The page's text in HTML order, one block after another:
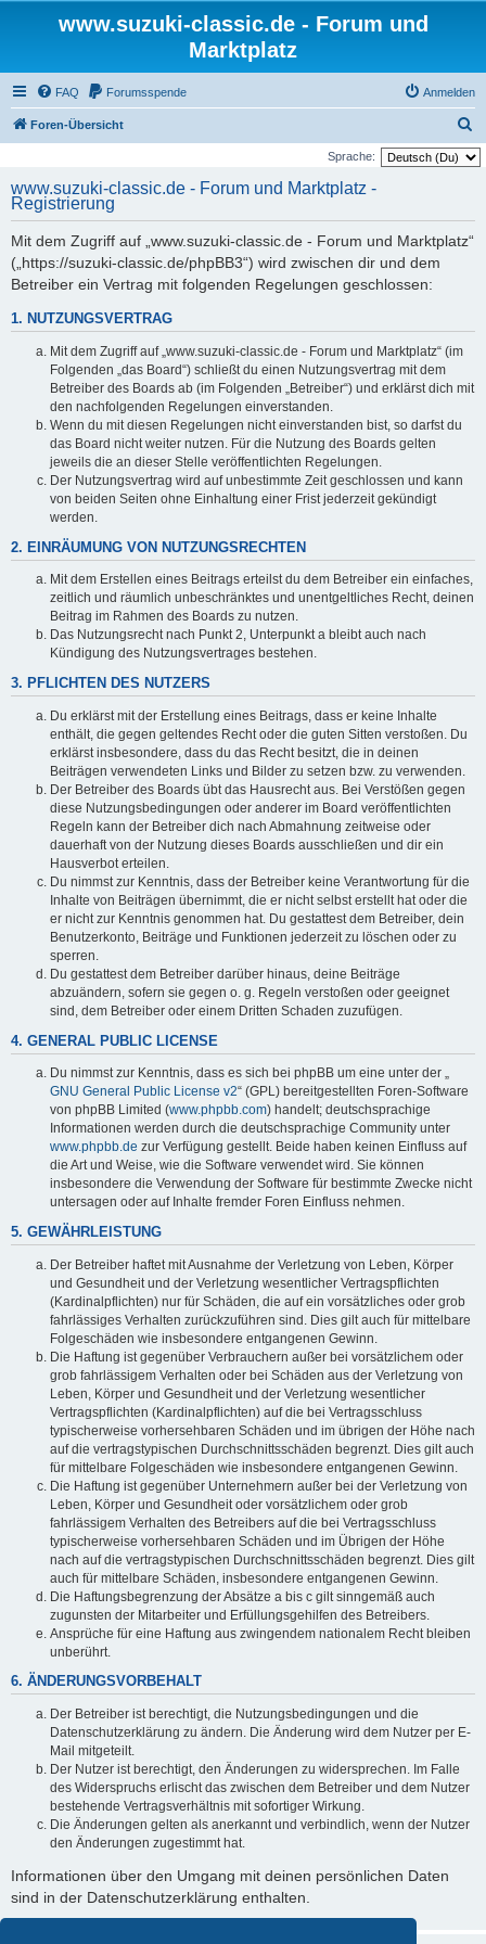
www.suzuki-classic.de - Forum und
Marktplatz
FAQ Forumsspende Anmelden
Foren-Übersicht
u
Sprache:
www.suzuki-classic.de - Forum und Marktplatz -
Registrierung
Mit dem Zugriff auf „www.suzuki-classic.de - Forum und Marktplatz“
(„https://suzuki-classic.de/phpBB3“) wird zwischen dir und dem
Betreiber ein Vertrag mit folgenden Regelungen geschlossen:
1. NUTZUNGSVERTRAG
Mit dem Zugriff auf „www.suzuki-classic.de - Forum und Marktplatz“ (im
Folgenden „das Board“) schließt du einen Nutzungsvertrag mit dem
Betreiber des Boards ab (im Folgenden „Betreiber“) und erklärst dich mit
den nachfolgenden Regelungen einverstanden.
Wenn du mit diesen Regelungen nicht einverstanden bist, so darfst du
das Board nicht weiter nutzen. Für die Nutzung des Boards gelten
jeweils die an dieser Stelle veröffentlichten Regelungen.
Der Nutzungsvertrag wird auf unbestimmte Zeit geschlossen und kann
von beiden Seiten ohne Einhaltung einer Frist jederzeit gekündigt
werden.
2. EINRÄUMUNG VON NUTZUNGSRECHTEN
Mit dem Erstellen eines Beitrags erteilst du dem Betreiber ein einfaches,
zeitlich und räumlich unbeschränktes und unentgeltliches Recht, deinen
Beitrag im Rahmen des Boards zu nutzen.
Das Nutzungsrecht nach Punkt 2, Unterpunkt a bleibt auch nach
Kündigung des Nutzungsvertrages bestehen.
3. PFLICHTEN DES NUTZERS
Du erklärst mit der Erstellung eines Beitrags, dass er keine Inhalte
enthält, die gegen geltendes Recht oder die guten Sitten verstoßen. Du
erklärst insbesondere, dass du das Recht besitzt, die in deinen
Beiträgen verwendeten Links und Bilder zu setzen bzw. zu verwenden.
Der Betreiber des Boards übt das Hausrecht aus. Bei Verstößen gegen
diese Nutzungsbedingungen oder anderer im Board veröffentlichten
Regeln kann der Betreiber dich nach Abmahnung zeitweise oder
dauerhaft von der Nutzung dieses Boards ausschließen und dir ein
Hausverbot erteilen.
Du nimmst zur Kenntnis, dass der Betreiber keine Verantwortung für die
Inhalte von Beiträgen übernimmt, die er nicht selbst erstellt hat oder die
er nicht zur Kenntnis genommen hat. Du gestattest dem Betreiber, dein
Benutzerkonto, Beiträge und Funktionen jederzeit zu löschen oder zu
sperren.
Du gestattest dem Betreiber darüber hinaus, deine Beiträge
abzuändern, sofern sie gegen o. g. Regeln verstoßen oder geeignet
sind, dem Betreiber oder einem Dritten Schaden zuzufügen.
4. GENERAL PUBLIC LICENSE
Du nimmst zur Kenntnis, dass es sich bei phpBB um eine unter der „
GNU General Public License v2“ (GPL) bereitgestellten Foren-Software
von phpBB Limited (www.phpbb.com) handelt; deutschsprachige
Informationen werden durch die deutschsprachige Community unter
www.phpbb.de zur Verfügung gestellt. Beide haben keinen Einfluss auf
die Art und Weise, wie die Software verwendet wird. Sie können
insbesondere die Verwendung der Software für bestimmte Zwecke nicht
untersagen oder auf Inhalte fremder Foren Einfluss nehmen.
5. GEWÄHRLEISTUNG
Der Betreiber haftet mit Ausnahme der Verletzung von Leben, Körper
und Gesundheit und der Verletzung wesentlicher Vertragspflichten
(Kardinalpflichten) nur für Schäden, die auf ein vorsätzliches oder grob
fahrlässiges Verhalten zurückzuführen sind. Dies gilt auch für mittelbare
Folgeschäden wie insbesondere entgangenen Gewinn.
Die Haftung ist gegenüber Verbrauchern außer bei vorsätzlichem oder
grob fahrlässigem Verhalten oder bei Schäden aus der Verletzung von
Leben, Körper und Gesundheit und der Verletzung wesentlicher
Vertragspflichten (Kardinalpflichten) auf die bei Vertragsschluss
typischerweise vorhersehbaren Schäden und im übrigen der Höhe nach
auf die vertragstypischen Durchschnittsschäden begrenzt. Dies gilt auch
für mittelbare Folgeschäden wie insbesondere entgangenen Gewinn.
Die Haftung ist gegenüber Unternehmern außer bei der Verletzung von
Leben, Körper und Gesundheit oder vorsätzlichem oder grob
fahrlässigem Verhalten des Betreibers auf die bei Vertragsschluss
typischerweise vorhersehbaren Schäden und im Übrigen der Höhe
nach auf die vertragstypischen Durchschnittsschäden begrenzt. Dies gilt
auch für mittelbare Schäden, insbesondere entgangenen Gewinn.
Die Haftungsbegrenzung der Absätze a bis c gilt sinngemäß auch
zugunsten der Mitarbeiter und Erfüllungsgehilfen des Betreibers.
Ansprüche für eine Haftung aus zwingendem nationalem Recht bleiben
unberührt.
6. ÄNDERUNGSVORBEHALT
Der Betreiber ist berechtigt, die Nutzungsbedingungen und die
Datenschutzerklärung zu ändern. Die Änderung wird dem Nutzer per E-
Mail mitgeteilt.
Der Nutzer ist berechtigt, den Änderungen zu widersprechen. Im Falle
des Widerspruchs erlischt das zwischen dem Betreiber und dem Nutzer
bestehende Vertragsverhältnis mit sofortiger Wirkung.
Die Änderungen gelten als anerkannt und verbindlich, wenn der Nutzer
den Änderungen zugestimmt hat.
Informationen über den Umgang mit deinen persönlichen Daten
sind in der Datenschutzerklärung enthalten.